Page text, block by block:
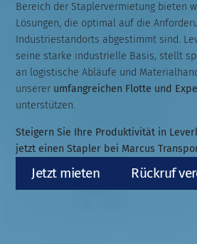
Bereich der Staplervermietung bieten
Lösungen, die optimal auf die
Industriestandorts abgestimmt sind.
seine starke industrielle Basis, stellt
an logistische Abläufe und
unserer umfangreichen Flotte und
unterstützen.
Steigern Sie Ihre Produktivität in
jetzt einen Stapler bei Marcus
Jetzt mieten Rückruf